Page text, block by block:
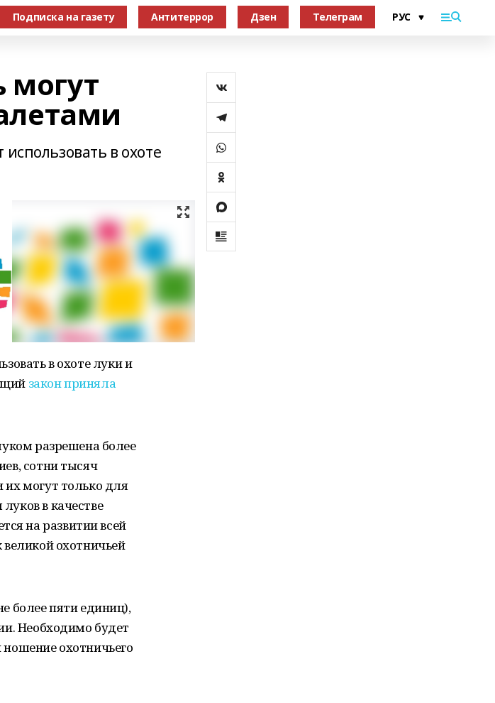
Подписка на газету Антитеррор Дзен Телеграм
в охоте
в охоте луки и
закон приняла
разрешена более
сотни тысяч
их могут только для
в качестве
на развитии всей
охотничьей
более пяти единиц),
Необходимо будет
охотничьего